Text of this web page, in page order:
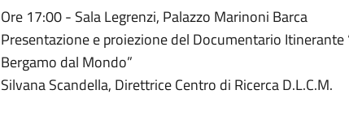
Ore 17:00 - Sala Legrenzi, Palazzo Marinoni Barca
Presentazione e proiezione del Documentario Itinerante
Bergamo dal Mondo”
Silvana Scandella, Direttrice Centro di Ricerca D.L.C.M.